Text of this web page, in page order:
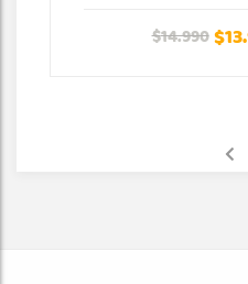
$14.990$